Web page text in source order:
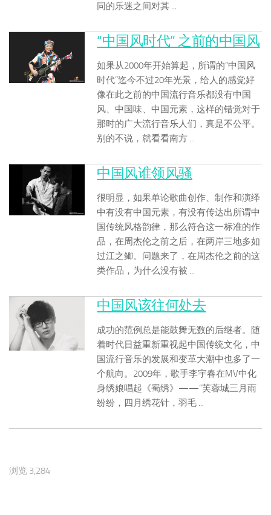
同的乐迷之间对其 ...
“中国风时代” 之前的中国风
如果从2000年开始算起，所谓的“中国风
时代”迄今不过20年光景，给人的感觉好
像在此之前的中国流行音乐都没有中国
风、中国味、中国元素，这样的错觉对于
那时的广大流行音乐人们，真是不公平。
别的不说，就看看南方 ...
中国风谁领风骚
很明显，如果单论歌曲创作、制作和演绎
中有没有中国元素，有没有传达出所谓中
国传统风格韵律，那么符合这一标准的作
品，在周杰伦之前之后，在两岸三地多如
过江之鲫。问题来了，在周杰伦之前的这
类作品，为什么没有被 ...
中国风该往何处去
成功的范例总是能鼓舞无数的后继者。随
着时代日益重新重视起中国传统文化，中
国流行音乐的发展和变革大潮中也多了一
个航向。2009年，歌手李宇春在MV中化
身绣娘唱起《蜀绣》——“芙蓉城三月雨
纷纷，四月绣花针，羽毛 ...
浏览 3,284